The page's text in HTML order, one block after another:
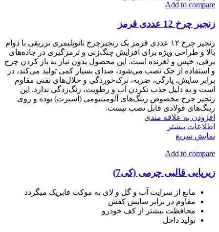
Add to compare
زنجیر چرخ 12 عددی قرمز
زنجیر چرخ ۱۲ عددی قرمز یک زنجیرچرخ نانوپلیمری تزریقی با دوام
بالا و طراحی ویژه برای افزایش چنگ‌زنی و ترمزگیری در جاده‌های
برفی، خیس و لغزنده است. این محصول بدون نیاز به باز کردن چرخ
و استفاده از جک نصب می‌شود، صدای بسیار کمی تولید می‌کند، در
برابر سایش، پارگی، ضربه، ترک‌خوردگی و حلال‌های نفتی مقاوم
است و به دلیل جذب نکردن آب و رطوبت، زنگ‌زدگی ندارد. این
زنجیر چرخ مخصوص رینگ‌های آلومینیومی (اسپرت) بوده و روی
رینگ‌های فولادی قابل نصب نیست.
افزودن به علاقه مندی
اطلاعات بیشتر
نمایش سریع
Add to compare
زیرپایی قالبی چرمی (کی7)
مانع از سرایت آب و گل و لای به موکت فابریک میگردد
مقاوم در برابر سایش کفش
محافظت بیشتر از کف خودرو
تولید داخل